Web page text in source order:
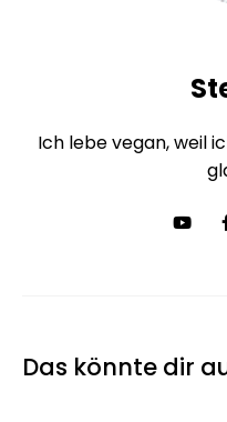
Ich lebe vegan, weil
Das könnte dir